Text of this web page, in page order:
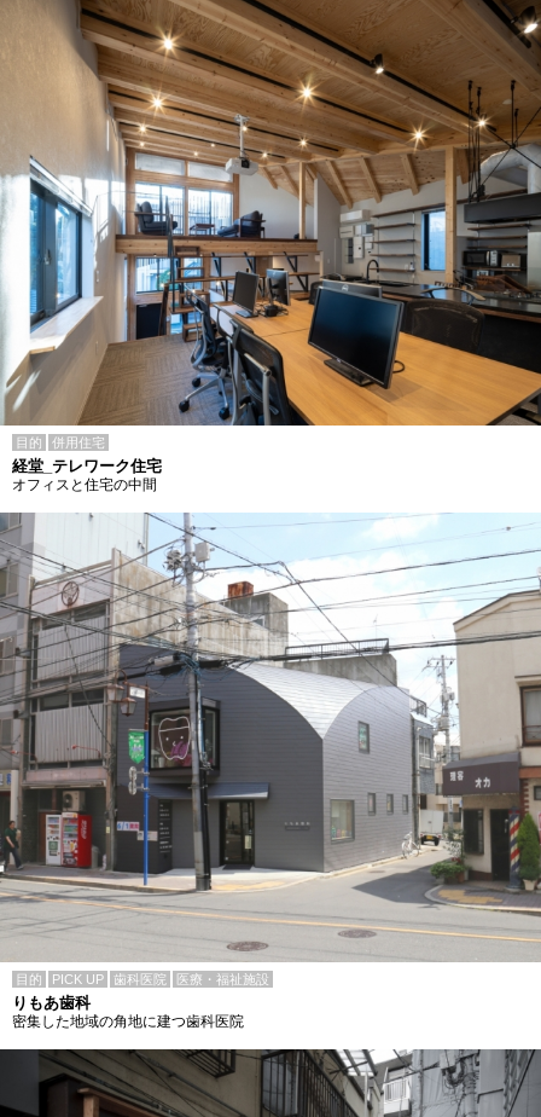
目的 併用住宅
経堂_テレワーク住宅
オフィスと住宅の中間
目的 PICK UP 歯科医院 医療・福祉施設
りもあ歯科
密集した地域の角地に建つ歯科医院